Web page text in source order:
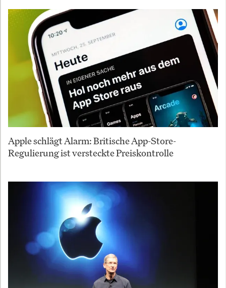
Apple schlägt Alarm: Britische App-Store-
Regulierung ist versteckte Preiskontrolle